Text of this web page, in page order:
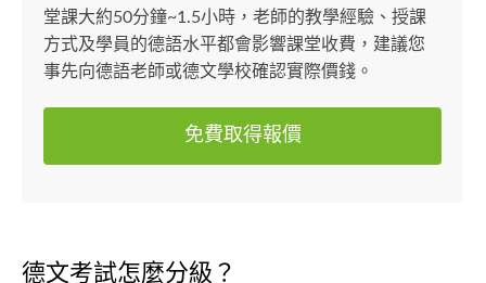
堂課大約50分鐘~1.5小時，老師的教學經驗、授課
方式及學員的德語水平都會影響課堂收費，建議您
事先向德語老師或德文學校確認實際價錢。
免費取得報價
德文考試怎麼分級？